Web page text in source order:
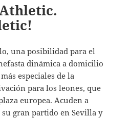
una posibilidad para el
dinámica a domicilio
especiales de la
para los leones, que
europea. Acuden a
gran partido en Sevilla y